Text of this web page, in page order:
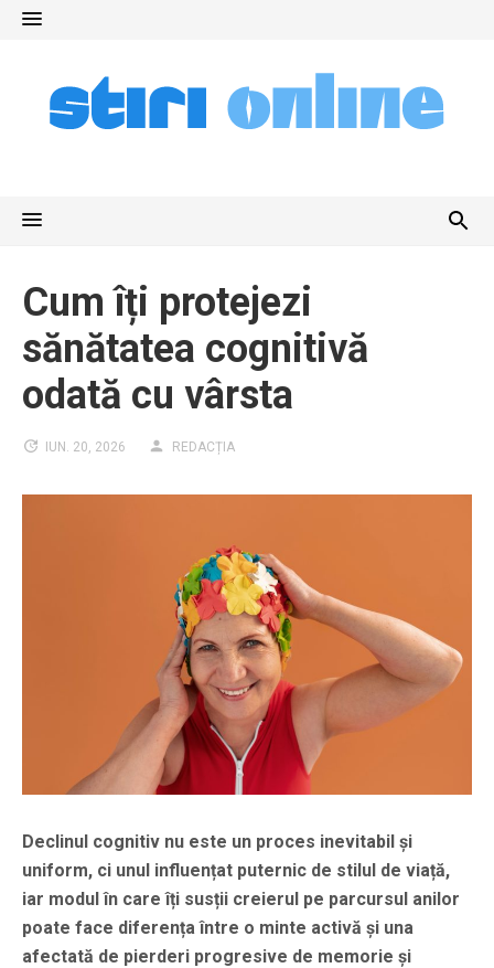
Skip
Cum îți protejezi
sănătatea cognitivă
odată cu vârsta
IUN. 20, 2026 REDACȚIA
Declinul cognitiv nu este un proces inevitabil și
uniform, ci unul influențat puternic de stilul de viață,
iar modul în care îți susții creierul pe parcursul anilor
poate face diferența între o minte activă și una
afectată de pierderi progresive de memorie și